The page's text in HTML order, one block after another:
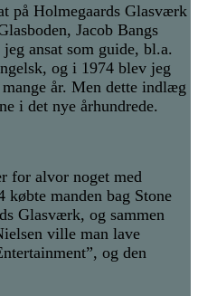
på Holmegaards Glasværk
Jacob Bangs
ansat som guide, bl.a.
og i 1974 blev jeg
år. Men dette indlæg
i det nye århundrede.
for alvor noget med
manden bag Stone
Glasværk, og sammen
ville man lave
og den